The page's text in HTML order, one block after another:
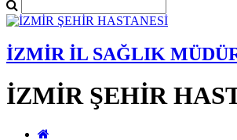
İZMİR İL SAĞLIK
İZMİR ŞEHİR